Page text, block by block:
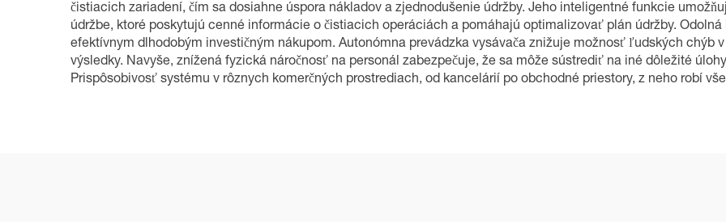
čistiacich zariadení, čím sa dosiahne úspora nákladov a zjednodušenie údržby. Jeho inteligentné funkcie
údržbe, ktoré poskytujú cenné informácie o čistiacich operáciách a pomáhajú optimalizovať plán údržby.
efektívnym dlhodobým investičným nákupom. Autonómna prevádzka vysávača znižuje možnosť ľudských chýb
výsledky. Navyše, znížená fyzická náročnosť na personál zabezpečuje, že sa môže sústrediť na iné dôležité
Prispôsobivosť systému v rôznych komerčných prostrediach, od kancelárií po obchodné priestory, z neho robí